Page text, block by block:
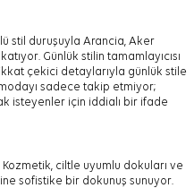
stil duruşuyla Arancia, Aker
Günlük stilin tamamlayıcısı
çekici detaylarıyla günlük stile
sadece takip etmiyor;
isteyenler için iddialı bir ifade
ciltle uyumlu dokuları ve
sofistike bir dokunuş sunuyor.